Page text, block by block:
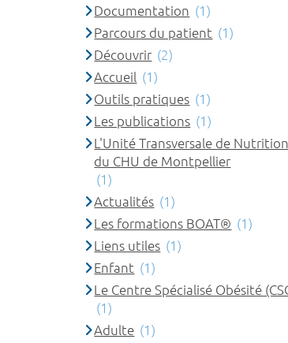
Documentation (1)
Parcours du patient (1)
Découvrir (2)
Accueil (1)
Outils pratiques (1)
Les publications (1)
L'Unité Transversale de Nutrition
du CHU de Montpellier
(1)
Actualités (1)
Les formations BOAT® (1)
Liens utiles (1)
Enfant (1)
Le Centre Spécialisé Obésité
(1)
Adulte (1)